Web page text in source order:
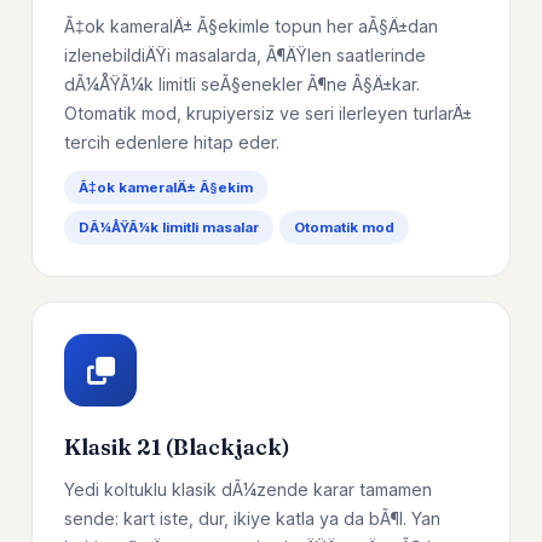
Ã‡ok kameralÄ± Ã§ekimle topun her aÃ§Ä±dan
izlenebildiÄŸi masalarda, Ã¶ÄŸlen saatlerinde
dÃ¼ÅŸÃ¼k limitli seÃ§enekler Ã¶ne Ã§Ä±kar.
Otomatik mod, krupiyersiz ve seri ilerleyen turlarÄ±
tercih edenlere hitap eder.
Ã‡ok kameralÄ± Ã§ekim
DÃ¼ÅŸÃ¼k limitli masalar Otomatik mod
Klasik 21 (Blackjack)
Yedi koltuklu klasik dÃ¼zende karar tamamen
sende: kart iste, dur, ikiye katla ya da bÃ¶l. Yan